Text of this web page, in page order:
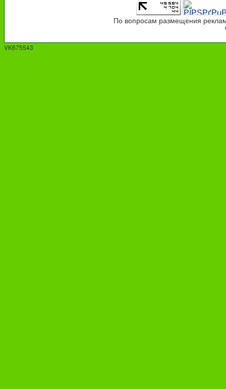
По вопросам размещения
VK675543